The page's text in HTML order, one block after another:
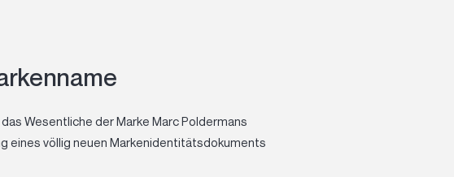
Wesentliche der Marke Marc Poldermans
eines völlig neuen Markenidentitätsdokuments